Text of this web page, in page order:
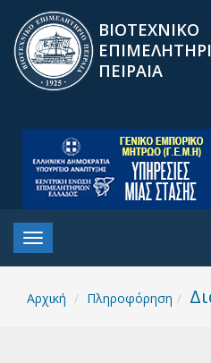
ΒΙΟΤΕΧΝΙΚΟ
ΠΕΙΡΑΙΑ
Αρχική Πληροφόρηση